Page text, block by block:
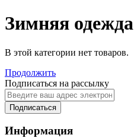
Зимняя одежда
В этой категории нет товаров.
Продолжить
Подписаться на рассылку
Подписаться
Информация